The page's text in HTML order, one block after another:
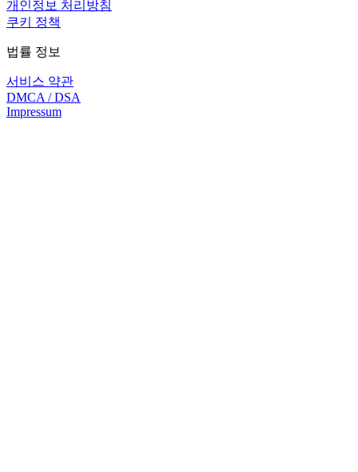
개인정보 처리방침
쿠키 정책
법률 정보
서비스 약관
DMCA / DSA
Impressum